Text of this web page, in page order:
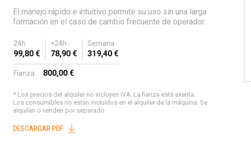
siguientes
El manejo rápido e intuitivo permite su uso sin una larga
formación en el caso de cambio frecuente de operador.
24h +24h Semana
99,80 € 78,90 € 319,40 €
Fianza: 800,00 €
* Los precios del alquiler no incluyen IVA. La fianza está exenta.
Los consumibles no están incluidos en el alquiler de la máquina. Se
alquilan o venden por separado.
DESCARGAR PDF